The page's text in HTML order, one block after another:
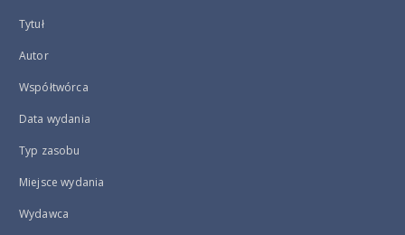
Tytuł
Autor
Współtwórca
Data wydania
Typ zasobu
Miejsce wydania
Wydawca